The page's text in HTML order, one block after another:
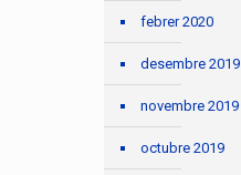
febrer 2020
desembre 2019
novembre 2019
octubre 2019